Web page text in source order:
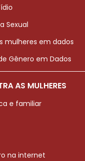
Sexual
mulheres em dados
Gênero em Dados
AS MULHERES
e familiar
na internet